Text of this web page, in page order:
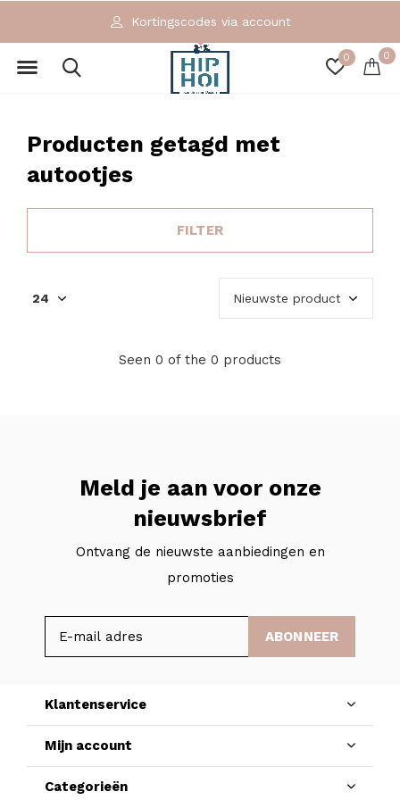
0 0
Kortingscodes via account
Producten getagd met
autootjes
FILTER
Seen 0 of the 0 products
Meld je aan voor onze
nieuwsbrief
Ontvang de nieuwste aanbiedingen en
promoties
ABONNEER
Klantenservice
Mijn account
Categorieën